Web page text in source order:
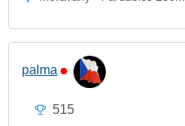
palma
515